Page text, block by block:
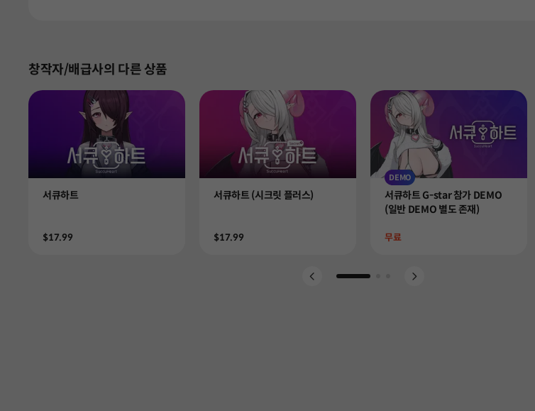
창작자/배급사의 다른 상품
Product
서큐하트
Price
$17.99
Product
서큐하트 (시크릿 플러스)
Price
$17.99
DEMO
Product
서큐하트 G-star 참가 DEMO
(일반 DEMO 별도 존재)
Price
무료
Go to slide 1Go to slide 2
Go to slide 3